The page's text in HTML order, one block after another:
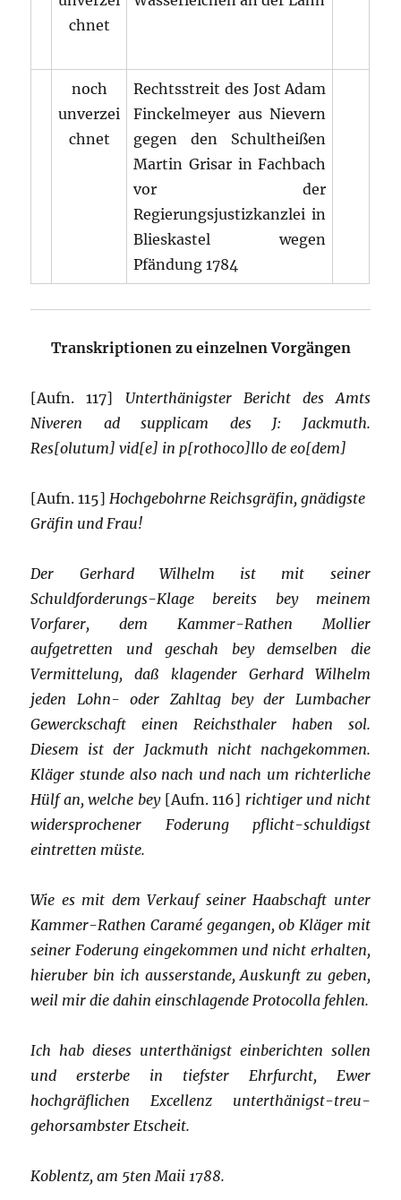
chnet
noch
unverzei
chnet
Rechtsstreit des Jost Adam
Finckelmeyer aus Nievern
gegen den Schultheißen
Martin Grisar in Fachbach
vor der
Regierungsjustizkanzlei in
Blieskastel wegen
Pfändung 1784
Transkriptionen zu einzelnen Vorgängen
[Aufn. 117] Unterthänigster Bericht des Amts
Niveren ad supplicam des J: Jackmuth.
Res[olutum] vid[e] in p[rothoco]llo de eo[dem]
[Aufn. 115]Hochgebohrne Reichsgräfin, gnädigste
Gräfin und Frau!
Der Gerhard Wilhelm ist mit seiner
Schuldforderungs-Klage bereits bey meinem
Vorfarer, dem Kammer-Rathen Mollier
aufgetretten und geschah bey demselben die
Vermittelung, daß klagender Gerhard Wilhelm
jeden Lohn- oder Zahltag bey der Lumbacher
Gewerckschaft einen Reichsthaler haben sol.
Diesem ist der Jackmuth nicht nachgekommen.
Kläger stunde also nach und nach um richterliche
Hülf an, welche bey [Aufn. 116] richtiger und nicht
widersprochener Foderung pflicht-schuldigst
eintretten müste.
Wie es mit dem Verkauf seiner Haabschaft unter
Kammer-Rathen Caramé gegangen, ob Kläger mit
seiner Foderung eingekommen und nicht erhalten,
hieruber bin ich ausserstande, Auskunft zu geben,
weil mir die dahin einschlagende Protocolla fehlen.
Ich hab dieses unterthänigst einberichten sollen
und ersterbe in tiefster Ehrfurcht, Ewer
hochgräflichen Excellenz unterthänigst-treu-
gehorsambster Etscheit.
Koblentz, am 5ten Maii 1788.